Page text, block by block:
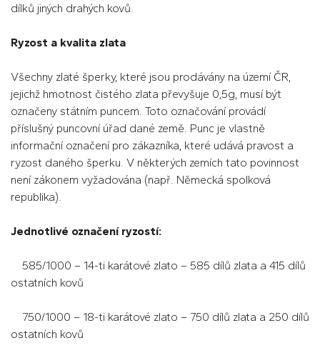
dílků jiných drahých kovů.
Ryzost a kvalita zlata
Všechny zlaté šperky, které jsou prodávány na území ČR,
jejichž hmotnost čistého zlata převyšuje 0,5g, musí být
označeny státním puncem. Toto označování provádí
příslušný puncovní úřad dané země. Punc je vlastně
informační označení pro zákazníka, které udává pravost a
ryzost daného šperku. V některých zemích tato povinnost
není zákonem vyžadována (např. Německá spolková
republika).
Jednotlivé označení ryzostí:
585/1000 – 14-ti karátové zlato – 585 dílů zlata a 415 dílů
ostatních kovů
750/1000 – 18-ti karátové zlato – 750 dílů zlata a 250 dílů
ostatních kovů